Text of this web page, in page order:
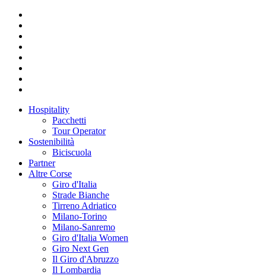
Hospitality
Pacchetti
Tour Operator
Sostenibilità
Biciscuola
Partner
Altre Corse
Giro d'Italia
Strade Bianche
Tirreno Adriatico
Milano-Torino
Milano-Sanremo
Giro d'Italia Women
Giro Next Gen
Il Giro d'Abruzzo
Il Lombardia